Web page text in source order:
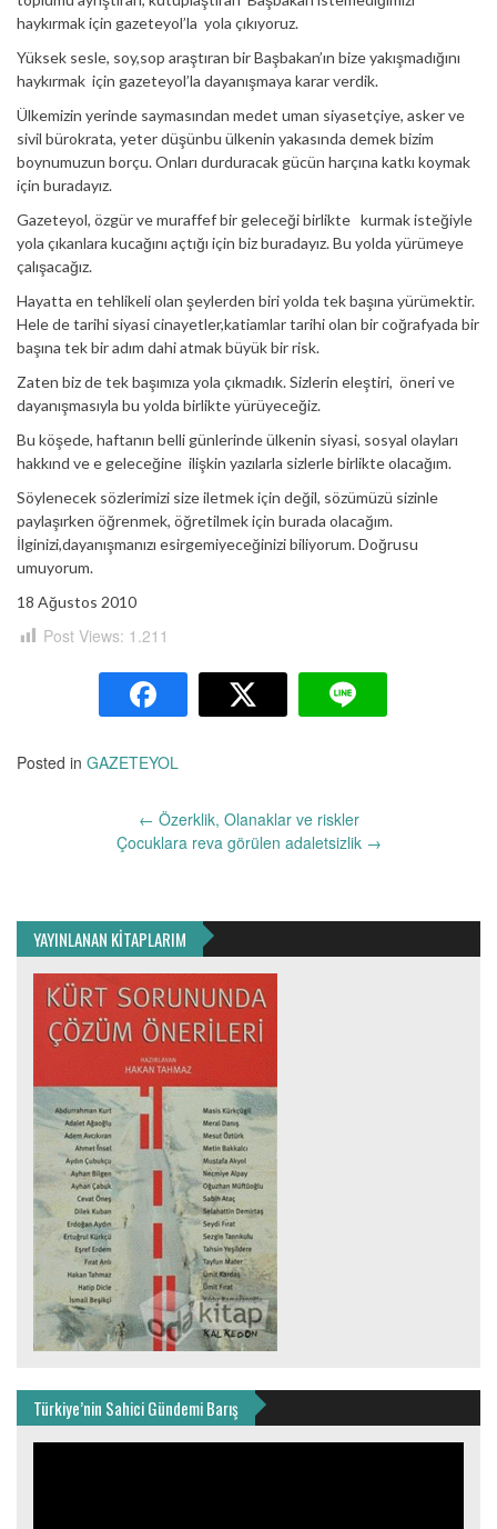
haykırmak için gazeteyol’la yola çıkıyoruz.
Yüksek sesle, soy,sop araştıran bir Başbakan’ın bize yakışmadığını
haykırmak için gazeteyol’la dayanışmaya karar verdik.
Ülkemizin yerinde saymasından medet uman siyasetçiye, asker ve
sivil bürokrata, yeter düşünbu ülkenin yakasında demek bizim
boynumuzun borçu. Onları durduracak gücün harçına katkı koymak
için buradayız.
Gazeteyol, özgür ve muraffef bir geleceği birlikte kurmak isteğiyle
yola çıkanlara kucağını açtığı için biz buradayız. Bu yolda yürümeye
çalışacağız.
Hayatta en tehlikeli olan şeylerden biri yolda tek başına yürümektir.
Hele de tarihi siyasi cinayetler,katiamlar tarihi olan bir coğrafyada bir
başına tek bir adım dahi atmak büyük bir risk.
Zaten biz de tek başımıza yola çıkmadık. Sizlerin eleştiri, öneri ve
dayanışmasıyla bu yolda birlikte yürüyeceğiz.
Bu köşede, haftanın belli günlerinde ülkenin siyasi, sosyal olayları
hakkınd ve e geleceğine ilişkin yazılarla sizlerle birlikte olacağım.
Söylenecek sözlerimizi size iletmek için değil, sözümüzü sizinle
paylaşırken öğrenmek, öğretilmek için burada olacağım.
İlginizi,dayanışmanızı esirgemiyeceğinizi biliyorum. Doğrusu
umuyorum.
18 Ağustos 2010
Post Views: 1.211
Posted in GAZETEYOL
← Özerklik, Olanaklar ve riskler
Çocuklara reva görülen adaletsizlik →
YAYINLANAN KİTAPLARIM
Türkiye’nin Sahici Gündemi Barış